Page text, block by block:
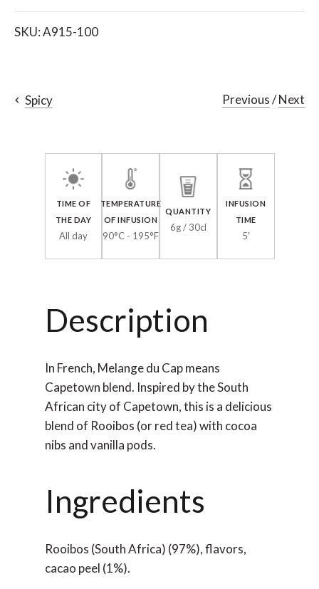
SKU:A915-100
Spicy Previous/Next
TIME OF
THE DAY
All day
TEMPERATURE
OF INFUSION
90°C - 195°F
QUANTITY
6g / 30cl
INFUSION
TIME
5'
Description
In French, Melange du Cap means
Capetown blend. Inspired by the South
African city of Capetown, this is a delicious
blend of Rooibos (or red tea) with cocoa
nibs and vanilla pods.
Ingredients
Rooibos (South Africa) (97%), flavors,
cacao peel (1%).